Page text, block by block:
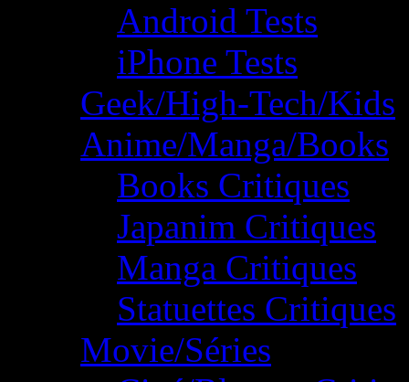
Android Tests
iPhone Tests
Geek/High-Tech/Kids
Anime/Manga/Books
Books Critiques
Japanim Critiques
Manga Critiques
Statuettes Critiques
Movie/Séries